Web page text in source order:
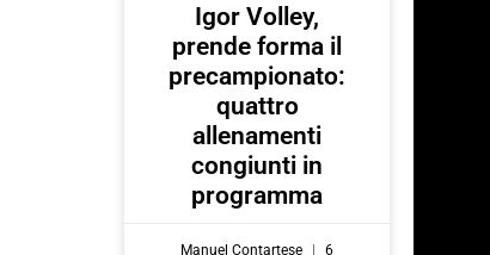
Igor Volley,
prende forma il
precampionato:
quattro
allenamenti
congiunti in
programma
Manuel Contartese 6